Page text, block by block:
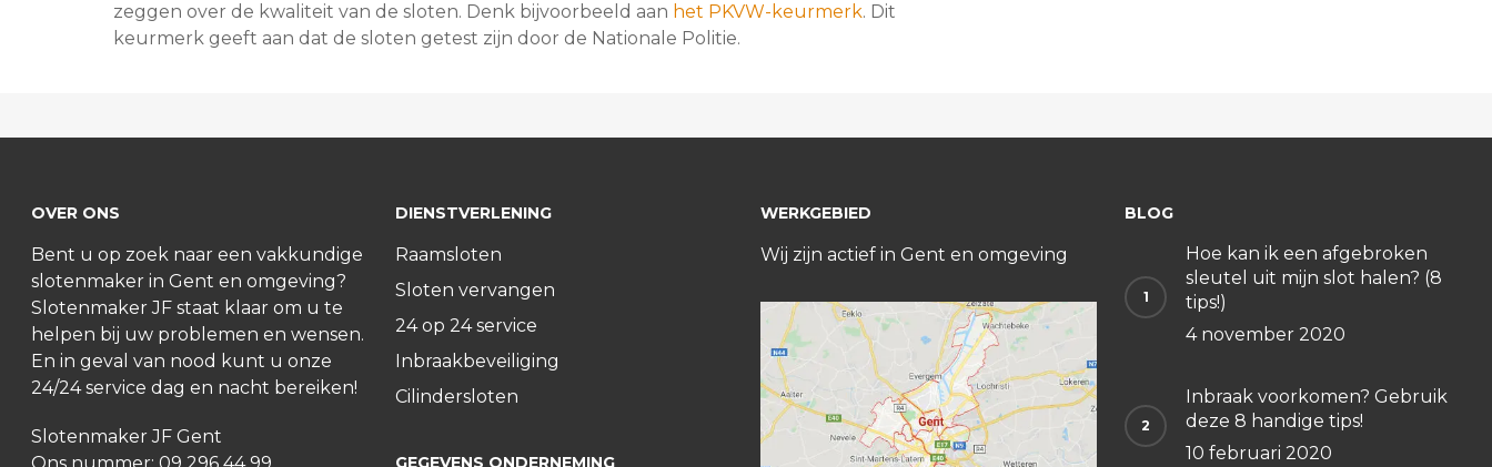
zeggen over de kwaliteit van de sloten. Denk bijvoorbeeld aan het PKVW-keurmerk. Dit
keurmerk geeft aan dat de sloten getest zijn door de Nationale Politie.
OVER ONS
Bent u op zoek naar een vakkundige
slotenmaker in Gent en omgeving?
Slotenmaker JF staat klaar om u te
helpen bij uw problemen en wensen.
En in geval van nood kunt u onze
24/24 service dag en nacht bereiken!
Slotenmaker JF Gent
DIENSTVERLENING
Raamsloten
Sloten vervangen
24 op 24 service
Inbraakbeveiliging
Cilindersloten
GEGEVENS ONDERNEMING
WERKGEBIED
Wij zijn actief in Gent en omgeving
BLOG
Hoe kan ik een afgebroken
sleutel uit mijn slot halen? (8
tips!)
4 november 2020
Inbraak voorkomen? Gebruik
deze 8 handige tips!
10 februari 2020